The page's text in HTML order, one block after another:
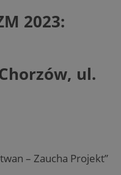
2023:
ul.
– Zaucha Projekt”